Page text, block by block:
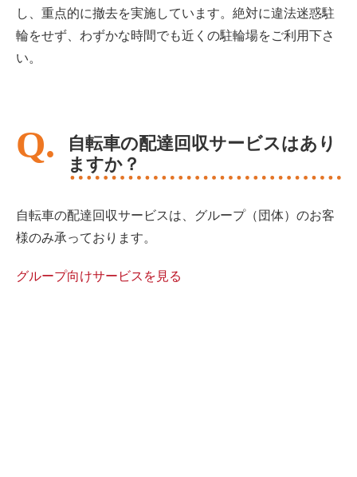
し、重点的に撤去を実施しています。絶対に違法迷惑駐
輪をせず、わずかな時間でも近くの駐輪場をご利用下さ
い。
自転車の配達回収サービスはあり
ますか？
自転車の配達回収サービスは、グループ（団体）のお客
様のみ承っております。
グループ向けサービスを見る